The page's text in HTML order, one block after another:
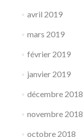
avril 2019
mars 2019
février 2019
janvier 2019
décembre 2018
novembre 2018
octobre 2018